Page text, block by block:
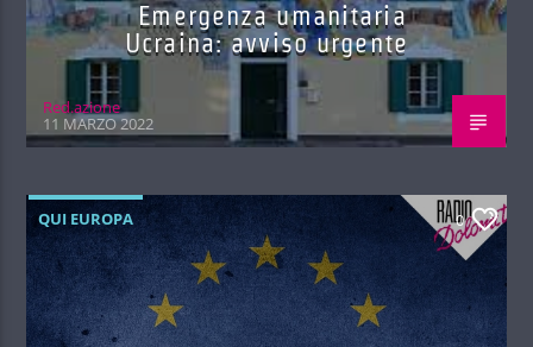
Emergenza umanitaria
Ucraina: avviso urgente
Red.azione
11 MARZO 2022
QUI EUROPA 0